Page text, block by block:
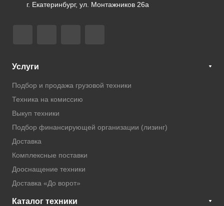
г. Екатеринбург, ул. Монтажников 26а
Услуги
Подбор и продажа грузовой техники
Техника на комиссию
Выкуп техники
Подбор финансирующей организации (лизинг)
Доставка
Комплексные поставки
Дооснащение техники
Доставка «До ворот»
Каталог техники